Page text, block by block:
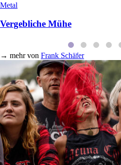
Metal
Vergebliche Mühe
→ mehr von Frank Schäfer